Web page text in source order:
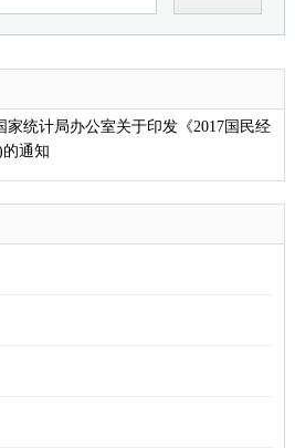
家统计局办公室关于印发《2017国民经
通知